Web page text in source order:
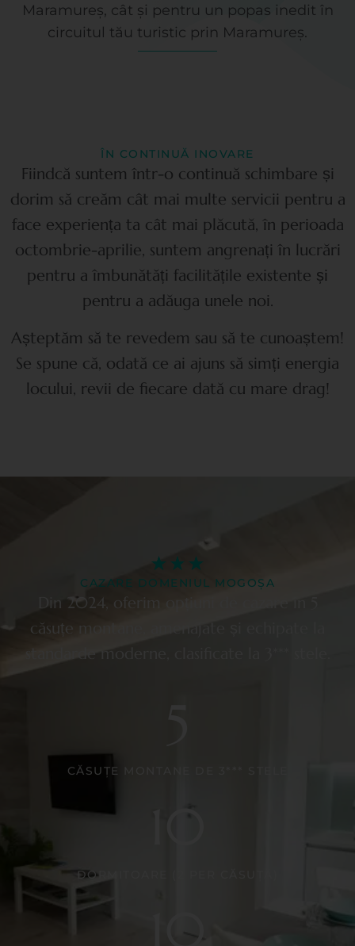
Maramureș, cât și pentru un popas inedit în
circuitul tău turistic prin Maramureș.
ÎN CONTINUĂ INOVARE
Fiindcă suntem într-o continuă schimbare și
dorim să creăm cât mai multe servicii pentru a
face experiența ta cât mai plăcută, în perioada
octombrie-aprilie, suntem angrenați în lucrări
pentru a îmbunătăți facilitățile existente și
pentru a adăuga unele noi.
Așteptăm să te revedem sau să te cunoaștem!
Se spune că, odată ce ai ajuns să simți energia
locului, revii de fiecare dată cu mare drag!
CAZARE DOMENIUL MOGOȘA
Din 2024, oferim opțiuni de cazare în 5
căsuțe montane, amenajate și echipate la
standarde moderne, clasificate la 3*** stele.
CĂSUȚE MONTANE DE 3*** STELE
DORMITOARE (2 PER CĂSUȚĂ)
10
10